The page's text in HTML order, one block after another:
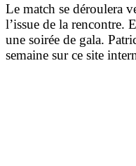
Le match se déroulera
l’issue de la rencontre.
une soirée de gala.
semaine sur ce site